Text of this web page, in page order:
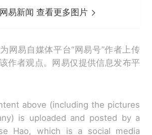
易新闻 查看更多图片
网易自媒体平台“网易号”作者上传
作者观点。网易仅提供信息发布平
above (including the pictures
is uploaded and posted by a
Hao, which is a social media